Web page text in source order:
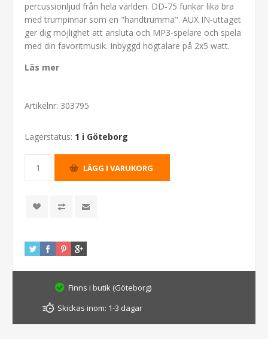
percussionljud från hela världen. DD-75 funkar lika bra
med trumpinnar som en "handtrumma". AUX IN-uttaget
ger dig möjlighet att ansluta och MP3-spelare och spela
med din favoritmusik. Inbyggd högtalare på 2x5 watt.
Läs mer
Artikelnr: 303795
Lagerstatus: 1 i Göteborg
Finns i butik (Göteborg)
Skickas inom: 1-3 dagar